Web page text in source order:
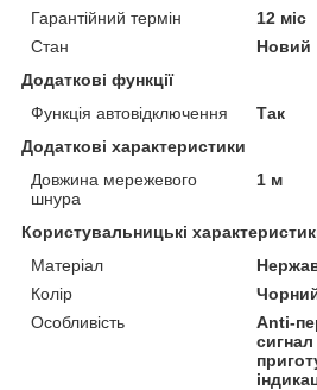
Гарантійний термін
12 міс
Стан
Новий
Додаткові функції
Функція автовідключення
Так
Додаткові характеристики
Довжина мережевого
шнура
1 м
Користувальницькі
Матеріал
Колір
Особливість
Anti-
сигнал